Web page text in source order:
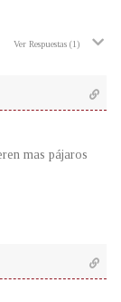
Ver Respuestas (1)
mas pájaros